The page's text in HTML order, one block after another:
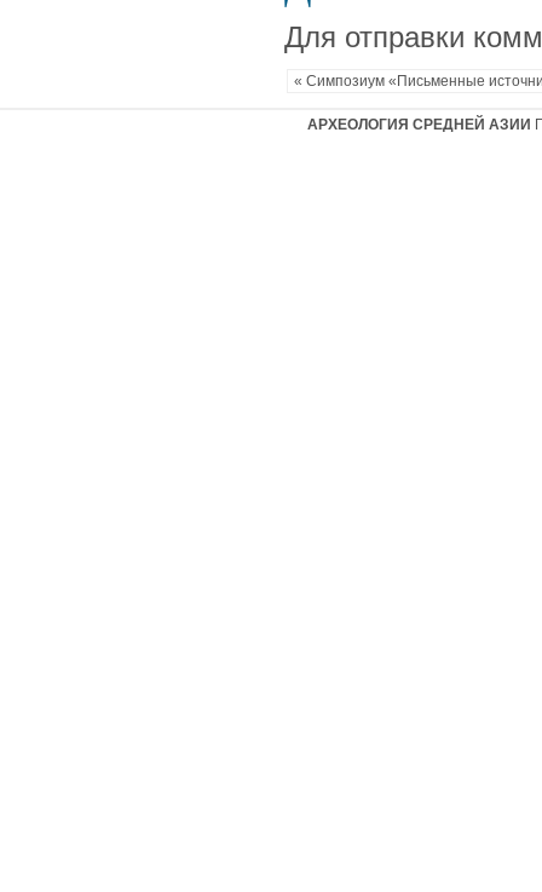
Для отправки
« Симпозиум «Письменные
АРХЕОЛОГИЯ СРЕДНЕЙ АЗИИ